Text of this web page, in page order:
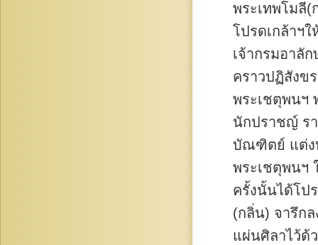
พระเทพโมลี
โปรดเกล้าฯใ
เจ้ากรมอาลั
คราวปฏิสังข
พระเชตุพนฯ
นักปราชญ์ ร
บัณฑิตย์ แต่ง
พระเชตุพนฯ
ครั้งนั้นได้โป
(กลิ่น) จารึกล
แผ่นศิลาไว้ด้